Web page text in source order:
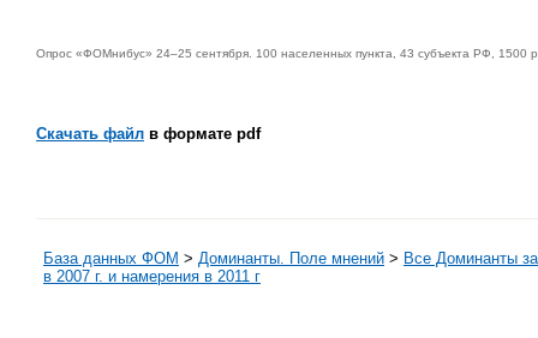
Опрос «ФОМнибус» 24–25 сентября. 100 населенных пункта, 43 субъекта РФ, 1500
Скачать файл в формате pdf
База данных ФОМ > Доминанты. Поле мнений > Все Доминанты
в 2007 г. и намерения в 2011 г